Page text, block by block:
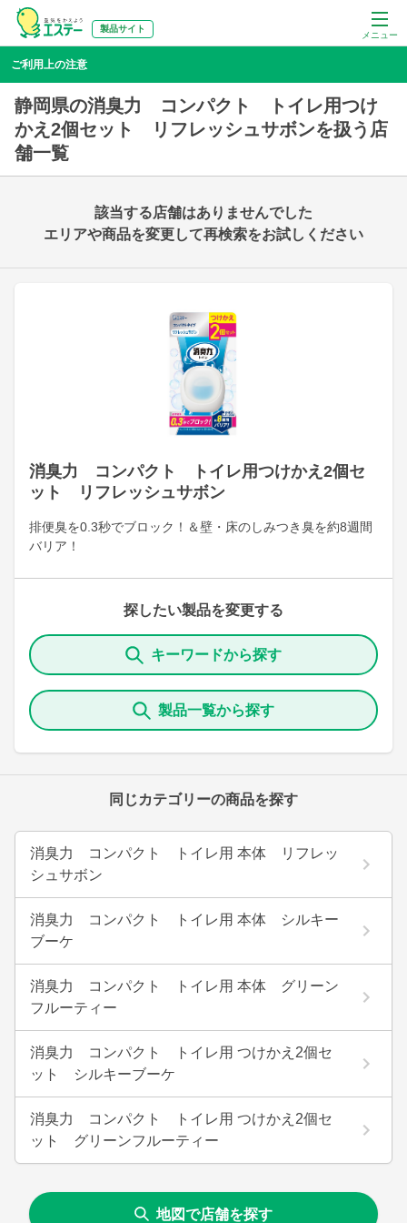
メニュー
製品サイト
ご利用上の注意
静岡県の消臭力 コンパクト トイレ用つけ
かえ2個セット リフレッシュサボンを扱う店
舗一覧
消臭力 コンパクト トイレ用つけかえ2個セ
ット リフレッシュサボン
排便臭を0.3秒でブロック！＆壁・床のしみつき臭を約8週間
バリア！
探したい製品を変更する
キーワードから探す
製品一覧から探す
同じカテゴリーの商品を探す
消臭力 コンパクト トイレ用 本体 リフレッ
シュサボン
消臭力 コンパクト トイレ用 本体 シルキー
ブーケ
消臭力 コンパクト トイレ用 本体 グリーン
フルーティー
消臭力 コンパクト トイレ用 つけかえ2個セ
ット シルキーブーケ
消臭力 コンパクト トイレ用 つけかえ2個セ
ット グリーンフルーティー
該当する店舗はありませんでした
エリアや商品を変更して再検索をお試しください
地図で店舗を探す